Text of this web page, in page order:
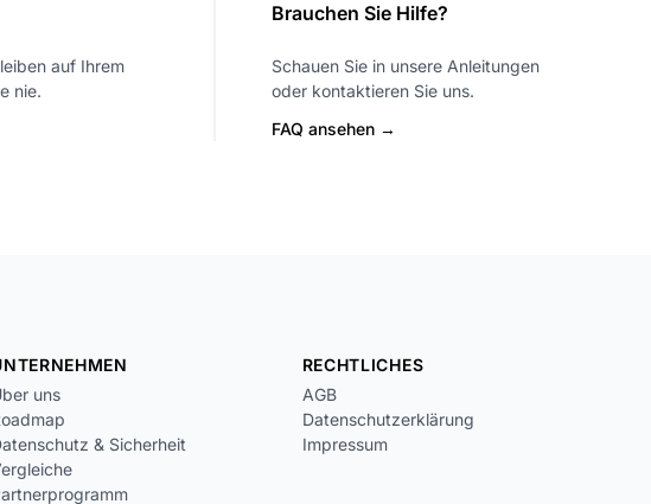
auf Ihrem
nie.
Brauchen Sie Hilfe?
Schauen Sie in unsere Anleitungen
oder kontaktieren Sie uns.
FAQ ansehen →
uns
& Sicherheit
RECHTLICHES
AGB
Datenschutzerklärung
Impressum